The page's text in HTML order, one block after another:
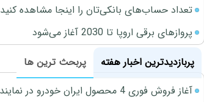
تعداد حساب‌های بانکی‌تان را اینجا مشاهده کنید
پروازهای برقی اروپا تا 2030 آغاز می‌شود
پربازدیدترین اخبار هفته
پربحث ترین ها
آغاز فروش فوری 4 محصول ایران خودرو در نمایندگی‌ها